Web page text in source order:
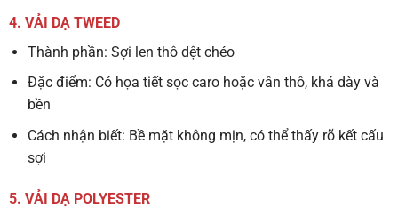
4. VẢI DẠ TWEED
Thành phần: Sợi len thô dệt chéo
Đặc điểm: Có họa tiết sọc caro hoặc vân thô, khá dày và
bền
Cách nhận biết: Bề mặt không mịn, có thể thấy rõ kết cấu
sợi
5. VẢI DẠ POLYESTER